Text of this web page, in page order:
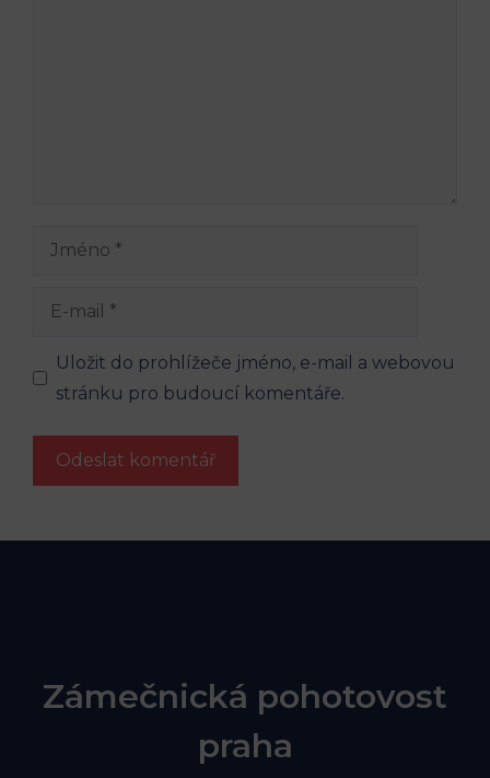
Jméno
Uložit do prohlížeče jméno, e-mail a webovou
stránku pro budoucí komentáře.
Zámečnická pohotovost
praha